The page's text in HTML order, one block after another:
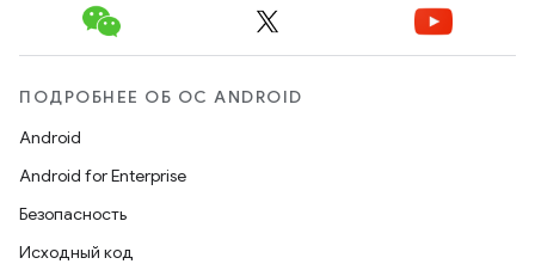
ПОДРОБНЕЕ ОБ ОС ANDROID
Android
Android for Enterprise
Безопасность
Исходный код